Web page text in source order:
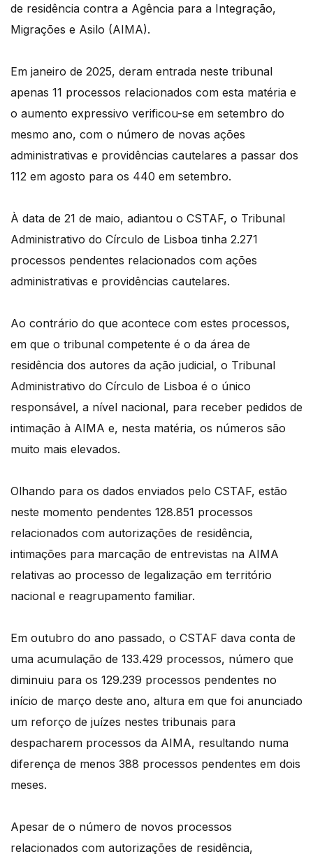
de residência contra a Agência para a Integração,
Migrações e Asilo (AIMA).
Em janeiro de 2025, deram entrada neste tribunal
apenas 11 processos relacionados com esta matéria e
o aumento expressivo verificou-se em setembro do
mesmo ano, com o número de novas ações
administrativas e providências cautelares a passar dos
112 em agosto para os 440 em setembro.
À data de 21 de maio, adiantou o CSTAF, o Tribunal
Administrativo do Círculo de Lisboa tinha 2.271
processos pendentes relacionados com ações
administrativas e providências cautelares.
Ao contrário do que acontece com estes processos,
em que o tribunal competente é o da área de
residência dos autores da ação judicial, o Tribunal
Administrativo do Círculo de Lisboa é o único
responsável, a nível nacional, para receber pedidos de
intimação à AIMA e, nesta matéria, os números são
muito mais elevados.
Olhando para os dados enviados pelo CSTAF, estão
neste momento pendentes 128.851 processos
relacionados com autorizações de residência,
intimações para marcação de entrevistas na AIMA
relativas ao processo de legalização em território
nacional e reagrupamento familiar.
Em outubro do ano passado, o CSTAF dava conta de
uma acumulação de 133.429 processos, número que
diminuiu para os 129.239 processos pendentes no
início de março deste ano, altura em que foi anunciado
um reforço de juízes nestes tribunais para
despacharem processos da AIMA, resultando numa
diferença de menos 388 processos pendentes em dois
meses.
Apesar de o número de novos processos
relacionados com autorizações de residência,